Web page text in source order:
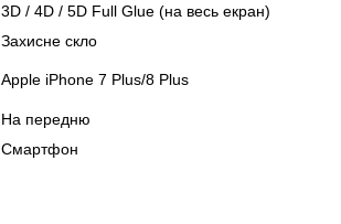
3D / 4D / 5D Full Glue (на весь екран)
Захисне скло
Apple iPhone 7 Plus/8 Plus
На передню
Смартфон